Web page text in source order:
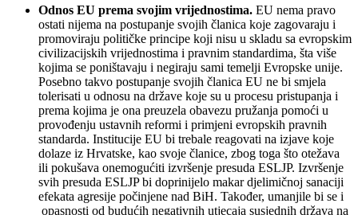
Odnos EU prema svojim vrijednostima. EU nema pravo
ostati nijema na postupanje svojih članica koje zagovaraju i
promoviraju političke principe koji nisu u skladu sa evropskim
civilizacijskih vrijednostima i pravnim standardima, šta više
kojima se poništavaju i negiraju sami temelji Evropske unije.
Posebno takvo postupanje svojih članica EU ne bi smjela
tolerisati u odnosu na države koje su u procesu pristupanja i
prema kojima je ona preuzela obavezu pružanja pomoći u
provođenju ustavnih reformi i primjeni evropskih pravnih
standarda. Institucije EU bi trebale reagovati na izjave koje
dolaze iz Hrvatske, kao svoje članice, zbog toga što otežava
ili pokušava onemogućiti izvršenje presuda ESLJP. Izvršenje
svih presuda ESLJP bi doprinijelo makar djelimičnoj sanaciji
efekata agresije počinjene nad BiH. Također, umanjile bi se i
opasnosti od budućih negativnih utjecaja susjednih država na